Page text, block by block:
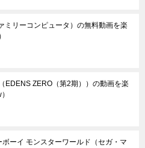
ミリーコンピュータ）の無料動画を楽
EDENS ZERO（第2期））の動画を楽
ボーイ モンスターワールド（セガ・マ